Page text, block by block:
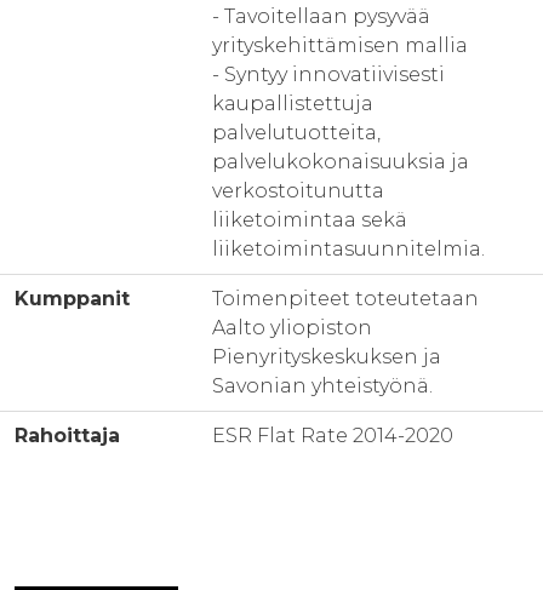
- Tavoitellaan pysyvää
yrityskehittämisen mallia
- Syntyy innovatiivisesti
kaupallistettuja
palvelutuotteita,
palvelukokonaisuuksia ja
verkostoitunutta
liiketoimintaa sekä
liiketoimintasuunnitelmia.
Kumppanit
Toimenpiteet toteutetaan
Aalto yliopiston
Pienyrityskeskuksen ja
Savonian yhteistyönä.
Rahoittaja ESR Flat Rate 2014-2020